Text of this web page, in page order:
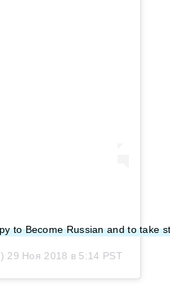
to Become Russian and to take
29 Ноя 2018 в 5:14 PST